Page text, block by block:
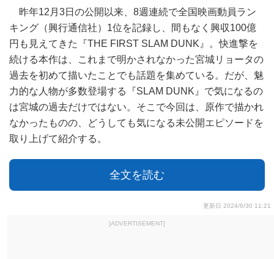
昨年12月3日の公開以来、8週連続で全国映画動員ラン
キング（興行通信社）1位を記録し、間もなく興収100億
円も見えてきた『THE FIRST SLAM DUNK』。快進撃を
続ける本作は、これまで明かされなかった宮城リョータの
過去を初めて描いたことでも話題を集めている。だが、魅
力的な人物が多数登場する『SLAM DUNK』で気になるの
は宮城の過去だけではない。そこで今回は、原作で描かれ
なかったものの、どうしても気になる未公開エピソードを
取り上げて紹介する。
全文を読む
更新日 2024/6/30 11:21
[ADVERTISEMENT]